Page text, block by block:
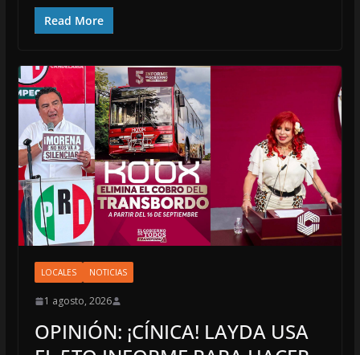
Read More
LOCALES NOTICIAS
1 agosto, 2026
OPINIÓN: ¡CÍNICA! LAYDA USA